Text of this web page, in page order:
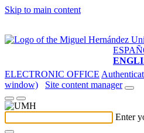
Skip to main content
ELECTRONIC OFFICE
window)
Site content manager
Enter